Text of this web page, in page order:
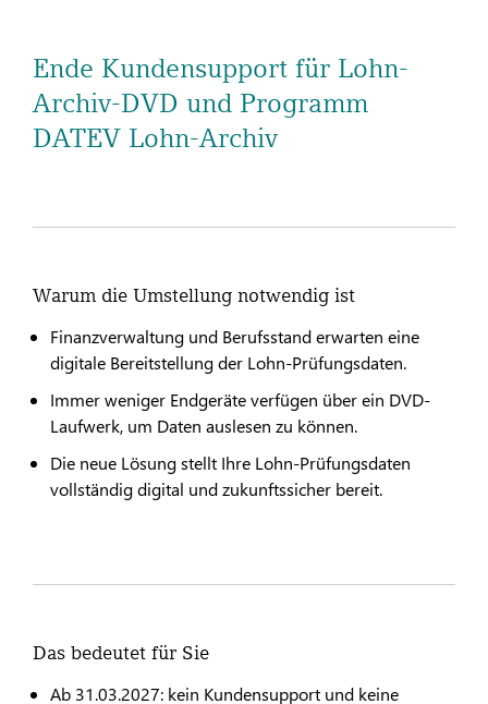
Ende Kundensupport für Lohn-
Archiv-DVD und Programm
DATEV Lohn-Archiv
Warum die Umstellung notwendig ist
Finanzverwaltung und Berufsstand erwarten eine
digitale Bereitstellung der Lohn-Prüfungsdaten.
Immer weniger Endgeräte verfügen über ein DVD-
Laufwerk, um Daten auslesen zu können.
Die neue Lösung stellt Ihre Lohn-Prüfungsdaten
vollständig digital und zukunftssicher bereit.
Das bedeutet für Sie
Ab 31.03.2027: kein Kundensupport und keine